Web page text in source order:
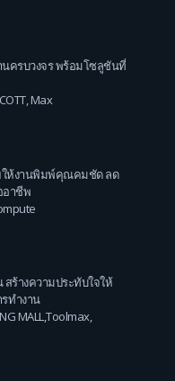
ครบวงจร พร้อมโซลูชันที่
,Max
ห้งานพิมพ์คุณคมชัด ลด
อาชีพ
ร้างความประทับใจให้
ทำงาน
MALL,Toolmax,